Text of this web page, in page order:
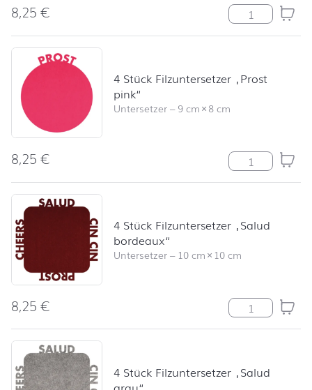
8,25€ 4 Stück
4 Stück Filzuntersetzer „Prost
pink“
Untersetzer–9 cm×8 cm
8,25€ 4 Stück
4 Stück Filzuntersetzer „Salud
bordeaux“
Untersetzer– 10 cm× 10 cm
8,25€ 4 Stück
4 Stück Filzuntersetzer „Salud